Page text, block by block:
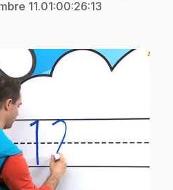
11.01:00:26:13